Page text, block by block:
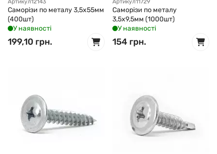
Артикул12143
Саморізи по металу 3,5x55мм
(400шт)
У наявності
199,10 грн.
Артикул11729
Саморізи по металу
3,5х9,5мм (1000шт)
У наявності
154 грн.